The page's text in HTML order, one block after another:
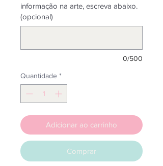
informação na arte, escreva abaixo.
(opcional)
0/500
Quantidade *
Adicionar ao carrinho
Comprar